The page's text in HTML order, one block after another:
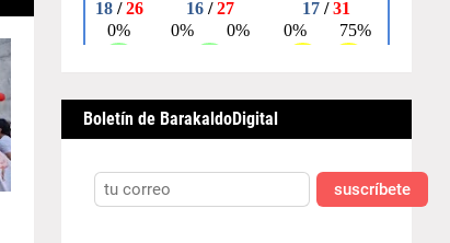
Boletín de BarakaldoDigital
suscríbete